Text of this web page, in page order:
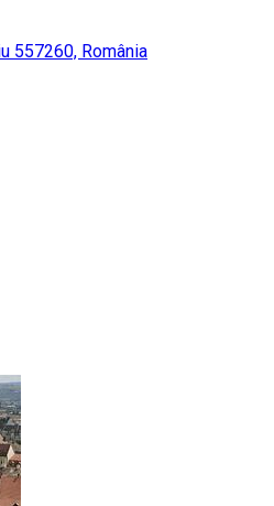
557260, România